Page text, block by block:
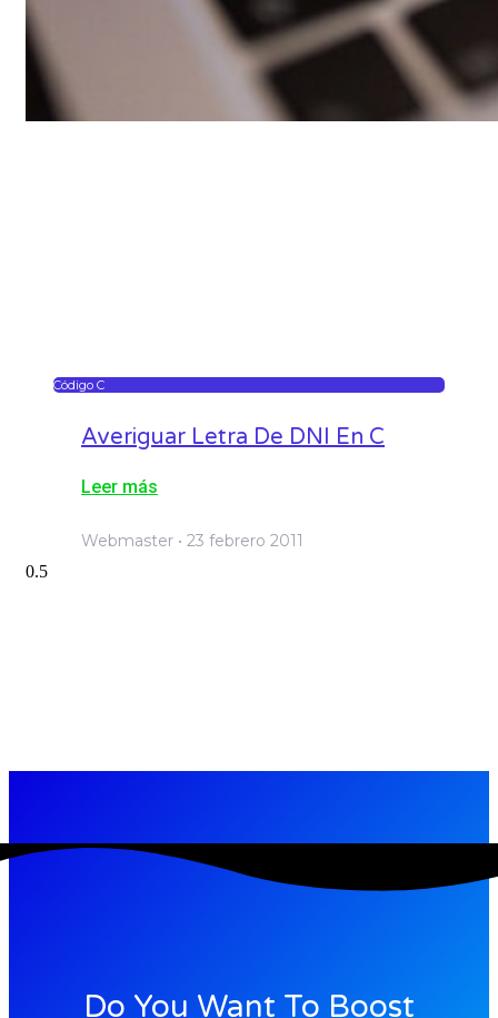
Código C
Averiguar Letra De DNI En C
Leer más
Webmaster 23 febrero 2011
Do You Want To Boost